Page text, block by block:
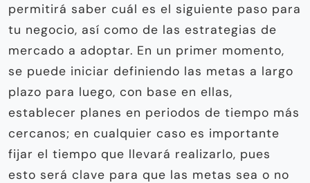
permitirá saber cuál es el siguiente paso para
tu negocio, así como de las estrategias de
mercado a adoptar. En un primer momento,
se puede iniciar definiendo las metas a largo
plazo para luego, con base en ellas,
establecer planes en periodos de tiempo más
cercanos; en cualquier caso es importante
fijar el tiempo que llevará realizarlo, pues
esto será clave para que las metas sea o no